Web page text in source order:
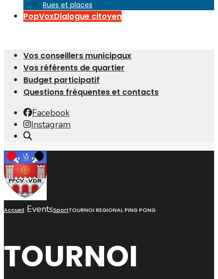
Rues et places
PopVoxDialogue citoyen
Vos conseillers municipaux
Vos référents de quartier
Budget participatif
Questions fréquentes et contacts
Facebook
Instagram
Window
Accueil EventsSportTOURNOI REGIONAL PING PONG
TOURNOI